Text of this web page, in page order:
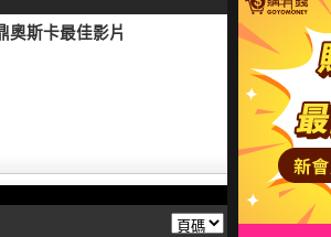
奧斯卡最佳影片